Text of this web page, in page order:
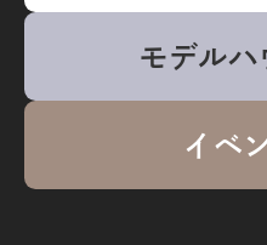
モデルハ
イベ